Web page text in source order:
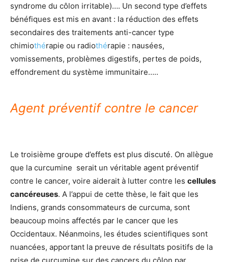
syndrome du côlon irritable)…. Un second type d’effets
bénéfiques est mis en avant : la réduction des effets
secondaires des traitements anti-cancer type
chimiothérapie ou radiothérapie : nausées,
vomissements, problèmes digestifs, pertes de poids,
effondrement du système immunitaire…..
Agent préventif contre le cancer
Le troisième groupe d’effets est plus discuté. On allègue
que la curcumine serait un véritable agent préventif
contre le cancer, voire aiderait à lutter contre les cellules
cancéreuses. A l’appui de cette thèse, le fait que les
Indiens, grands consommateurs de curcuma, sont
beaucoup moins affectés par le cancer que les
Occidentaux. Néanmoins, les études scientifiques sont
nuancées, apportant la preuve de résultats positifs de la